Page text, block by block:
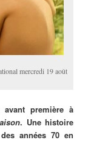
mercredi 19 août
avant première à
. Une histoire
années 70 en